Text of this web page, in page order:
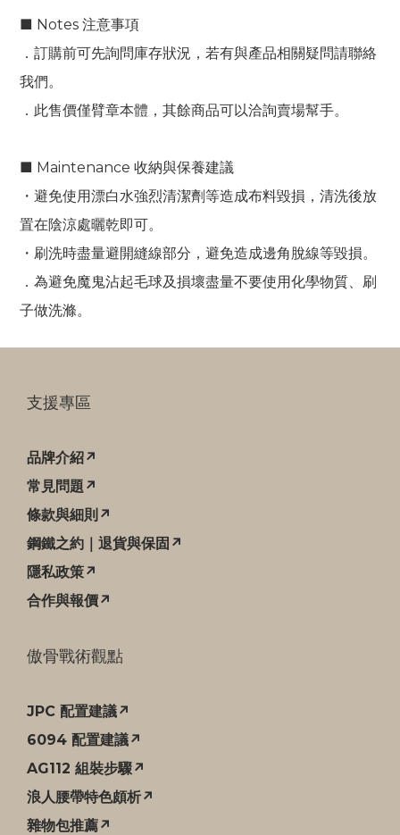
■ Notes 注意事項
．訂購前可先詢問庫存狀況，若有與產品相關疑問請聯絡
我們。
．此售價僅臂章本體，其餘商品可以洽詢賣場幫手。
■ Maintenance 收納與保養建議
・避免使用漂白水強烈清潔劑等造成布料毀損，清洗後放
置在陰涼處曬乾即可。
・刷洗時盡量避開縫線部分，避免造成邊角脫線等毀損。
．為避免魔鬼沾起毛球及損壞盡量不要使用化學物質、刷
子做洗滌。
支援專區
品牌介紹↗
常見問題↗
條款與細則↗
鋼鐵之約｜退貨與保固↗
隱私政策↗
合作與報價↗
傲骨戰術觀點
JPC 配置建議↗
6094 配置建議↗
AG112 組裝步驟↗
浪人腰帶特色頗析↗
雜物包推薦↗